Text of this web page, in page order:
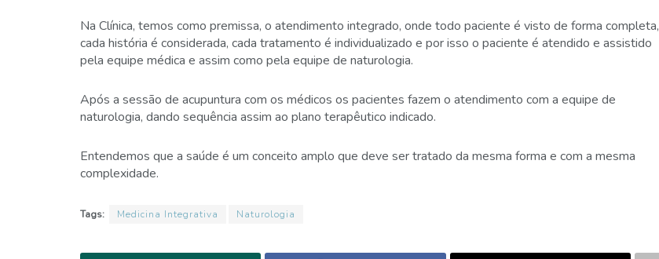
Na Clínica, temos como premissa, o atendimento integrado, onde todo paciente é visto de forma completa,
cada história é considerada, cada tratamento é individualizado e por isso o paciente é atendido e assistido
pela equipe médica e assim como pela equipe de naturologia.
Após a sessão de acupuntura com os médicos os pacientes fazem o atendimento com a equipe de
naturologia, dando sequência assim ao plano terapêutico indicado.
Entendemos que a saúde é um conceito amplo que deve ser tratado da mesma forma e com a mesma
complexidade.
Tags: Medicina Integrativa Naturologia